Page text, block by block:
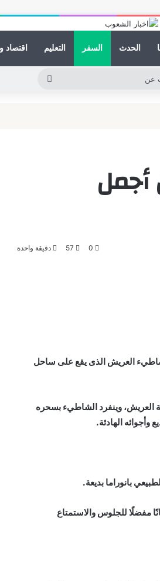
الحدث السفر التعليم اقتصاد
0
57 دقيقة واحدة
شاطيء العريش الذى يقع على ساحل
وينفرد الشاطيء بسحره
وأجوائه الهادئة.
بانوراما بديعة.
مفضلًا للجلوس والاستمتاع